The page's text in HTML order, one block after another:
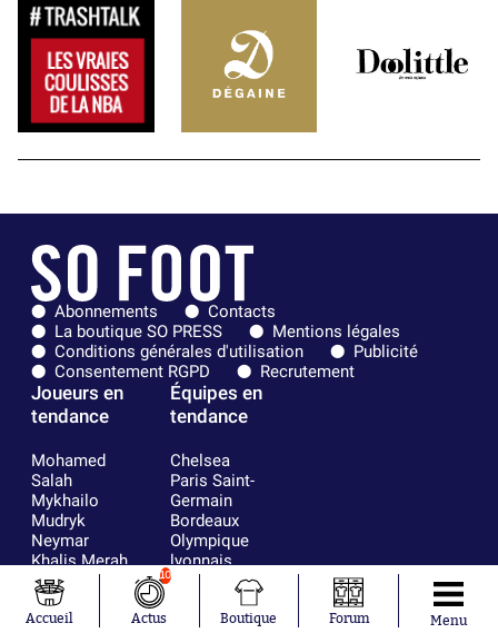
Abonnements
Contacts
La boutique SO PRESS
Mentions légales
Conditions générales d'utilisation
Publicité
Consentement RGPD
Recrutement
Joueurs en
tendance
Mohamed
Salah
Mykhailo
Mudryk
Neymar
Khalis Merah
Loïs Openda
Moussa
Niakhaté
Équipes en
tendance
Chelsea
Paris Saint-
Germain
Bordeaux
Olympique
lyonnais
FIFA
Real Madrid
RC Strasbourg
Accueil
10
Actus Boutique Forum Menu